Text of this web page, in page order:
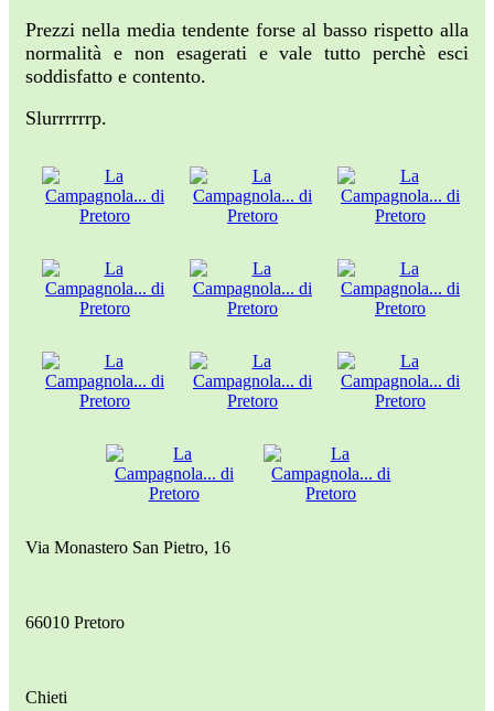
Prezzi nella media tendente forse al basso rispetto alla
normalità e non esagerati e vale tutto perchè esci
soddisfatto e contento.
Slurrrrrrp.
Via Monastero San Pietro, 16
66010 Pretoro
Chieti